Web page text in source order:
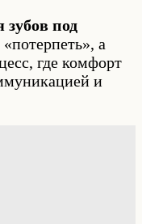
под
а
где комфорт
и